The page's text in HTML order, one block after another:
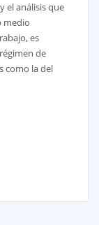
el análisis que
medio
es
de
como la del